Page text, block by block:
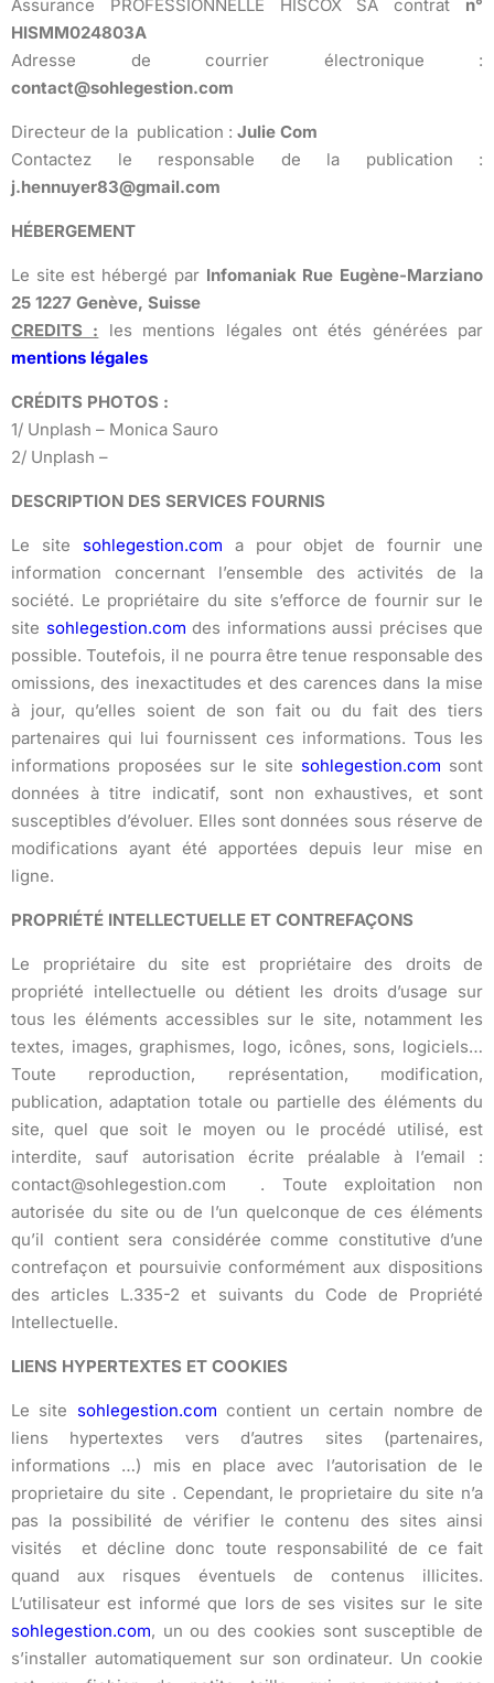
Assurance PROFESSIONNELLE HISCOX SA contrat n°
HISMM024803A
Adresse de courrier électronique :
contact@sohlegestion.com
Directeur de la publication : Julie Com
Contactez le responsable de la publication :
j.hennuyer83@gmail.com
HÉBERGEMENT
Le site est hébergé par Infomaniak Rue Eugène-Marziano
25 1227 Genève, Suisse
CREDITS : les mentions légales ont étés générées par
mentions légales
CRÉDITS PHOTOS :
1/ Unplash – Monica Sauro
2/ Unplash –
DESCRIPTION DES SERVICES FOURNIS
Le site sohlegestion.com a pour objet de fournir une
information concernant l’ensemble des activités de la
société. Le propriétaire du site s’efforce de fournir sur le
site sohlegestion.com des informations aussi précises que
possible. Toutefois, il ne pourra être tenue responsable des
omissions, des inexactitudes et des carences dans la mise
à jour, qu’elles soient de son fait ou du fait des tiers
partenaires qui lui fournissent ces informations. Tous les
informations proposées sur le site sohlegestion.com sont
données à titre indicatif, sont non exhaustives, et sont
susceptibles d’évoluer. Elles sont données sous réserve de
modifications ayant été apportées depuis leur mise en
ligne.
PROPRIÉTÉ INTELLECTUELLE ET CONTREFAÇONS
Le propriétaire du site est propriétaire des droits de
propriété intellectuelle ou détient les droits d’usage sur
tous les éléments accessibles sur le site, notamment les
textes, images, graphismes, logo, icônes, sons, logiciels…
Toute reproduction, représentation, modification,
publication, adaptation totale ou partielle des éléments du
site, quel que soit le moyen ou le procédé utilisé, est
interdite, sauf autorisation écrite préalable à l’email :
contact@sohlegestion.com . Toute exploitation non
autorisée du site ou de l’un quelconque de ces éléments
qu’il contient sera considérée comme constitutive d’une
contrefaçon et poursuivie conformément aux dispositions
des articles L.335-2 et suivants du Code de Propriété
Intellectuelle.
LIENS HYPERTEXTES ET COOKIES
Le site sohlegestion.com contient un certain nombre de
liens hypertextes vers d’autres sites (partenaires,
informations …) mis en place avec l’autorisation de le
proprietaire du site . Cependant, le proprietaire du site n’a
pas la possibilité de vérifier le contenu des sites ainsi
visités et décline donc toute responsabilité de ce fait
quand aux risques éventuels de contenus illicites.
L’utilisateur est informé que lors de ses visites sur le site
sohlegestion.com, un ou des cookies sont susceptible de
s’installer automatiquement sur son ordinateur. Un cookie